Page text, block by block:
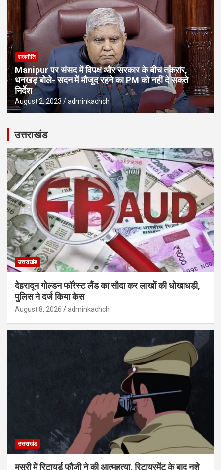
राजनीति
Manipur पर संसद में विपक्ष और सरकार के बीच तकरार,
धनखड़ बोले- सदन में मौजूद रहने का PM को नहीं दे सकते
निर्देश
August 2, 2023 adminkachchi
उत्तराखंड
उत्तराखंड
देहरादून गोल्डन फॉरेस्ट लैंड का सौदा कर लाखों की धोखाधड़ी,
पुलिस ने दर्ज किया केस
August 8, 2026 adminkachchi
उत्तराखंड
मसूरी में रिटायर्ड फौजी ने की आत्महत्या, रिटायरमेंट के बाद नशे